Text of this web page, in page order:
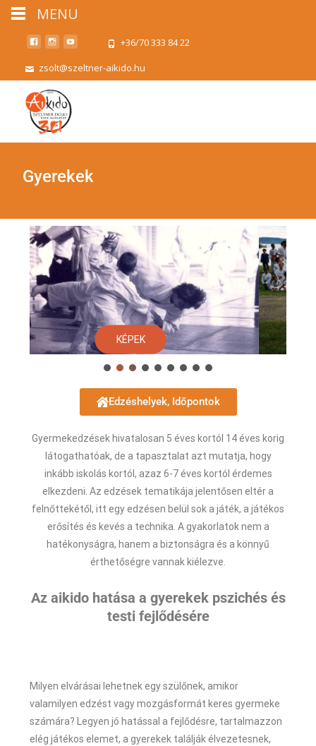
+36/70 333 84 22
zsolt@szeltner-aikido.hu
Gyerekek
KÉPEK
Edzéshelyek, Időpontok
Gyermekedzések hivatalosan 5 éves kortól 14 éves korig
látogathatóak, de a tapasztalat azt mutatja, hogy
inkább iskolás kortól, azaz 6-7 éves kortól érdemes
elkezdeni. Az edzések tematikája jelentősen eltér a
felnőttekétől, itt egy edzésen belül sok a játék, a játékos
erősítés és kevés a technika. A gyakorlatok nem a
hatékonyságra, hanem a biztonságra és a könnyű
érthetőségre vannak kiélezve.
Az aikido hatása a gyerekek pszichés és
testi fejlődésére
Milyen elvárásai lehetnek egy szülőnek, amikor
valamilyen edzést vagy mozgásformát keres gyermeke
számára? Legyen jó hatással a fejlődésre, tartalmazzon
elég játékos elemet, a gyerekek találják élvezetesnek,
MENU